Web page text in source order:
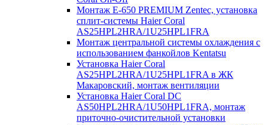
Монтаж E-650 PREMIUM Zentec, установка
сплит-системы Haier Coral
AS25HPL2HRA/1U25HPL1FRA
Монтаж центральной системы охлаждения с
использованием фанкойлов Kentatsu
Установка Haier Coral
AS25HPL2HRA/1U25HPL1FRA в ЖК
Макаровский, монтаж вентиляции
Установка Haier Coral DC
AS50HPL2HRA/1U50HPL1FRA, монтаж
приточно-очистительной установки